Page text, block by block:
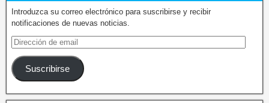
Introduzca su correo electrónico para suscribirse y recibir
notificaciones de nuevas noticias.
Suscribirse